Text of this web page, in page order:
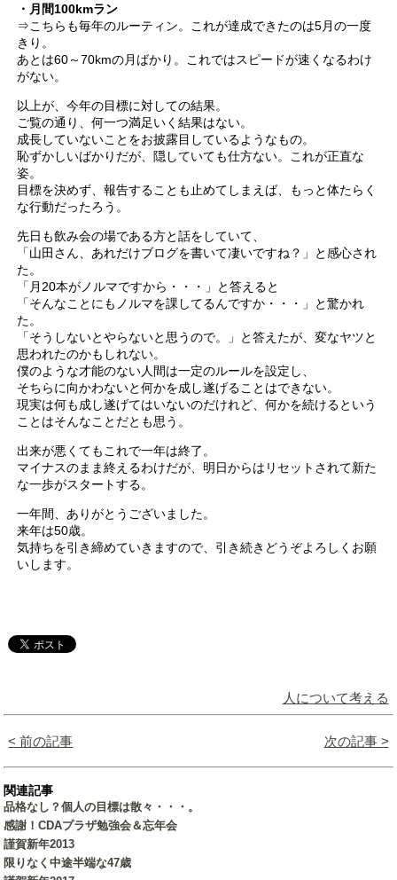
・月間100kmラン
⇒こちらも毎年のルーティン。これが達成できたのは5月の一度
きり。
あとは60～70kmの月ばかり。これではスピードが速くなるわけ
がない。
以上が、今年の目標に対しての結果。
ご覧の通り、何一つ満足いく結果はない。
成長していないことをお披露目しているようなもの。
恥ずかしいばかりだが、隠していても仕方ない。これが正直な
姿。
目標を決めず、報告することも止めてしまえば、もっと体たらく
な行動だったろう。
先日も飲み会の場である方と話をしていて、
「山田さん、あれだけブログを書いて凄いですね？」と感心され
た。
「月20本がノルマですから・・・」と答えると
「そんなことにもノルマを課してるんですか・・・」と驚かれ
た。
「そうしないとやらないと思うので。」と答えたが、変なヤツと
思われたのかもしれない。
僕のような才能のない人間は一定のルールを設定し、
そちらに向かわないと何かを成し遂げることはできない。
現実は何も成し遂げてはいないのだけれど、何かを続けるという
ことはそんなことだとも思う。
出来が悪くてもこれで一年は終了。
マイナスのまま終えるわけだが、明日からはリセットされて新た
な一歩がスタートする。
一年間、ありがとうございました。
来年は50歳。
気持ちを引き締めていきますので、引き続きどうぞよろしくお願
いします。
人について考える
< 前の記事 次の記事 >
関連記事
品格なし？個人の目標は散々・・・。
感謝！CDAプラザ勉強会＆忘年会
謹賀新年2013
限りなく中途半端な47歳